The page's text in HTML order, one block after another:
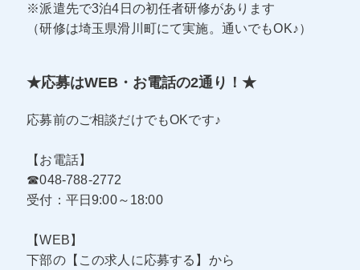
※派遣先で3泊4日の初任者研修があります
（研修は埼玉県滑川町にて実施。通いでもOK♪）
★応募はWEB・お電話の2通り！★
応募前のご相談だけでもOKです♪
【お電話】
☎048-788-2772
受付：平日9:00～18:00
【WEB】
下部の【この求人に応募する】から